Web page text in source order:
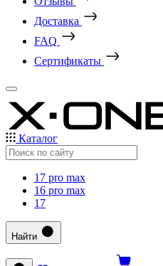
Доставка
FAQ
Сертификаты
Каталог
17 pro max
16 pro max
17
Найти